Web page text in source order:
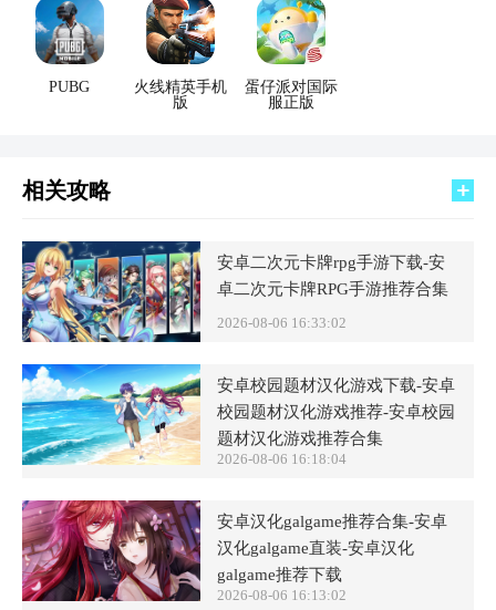
PUBG
火线精英手机
版
蛋仔派对国际
服正版
相关攻略
安卓二次元卡牌rpg手游下载-安
卓二次元卡牌RPG手游推荐合集
2026-08-06 16:33:02
安卓校园题材汉化游戏下载-安卓
校园题材汉化游戏推荐-安卓校园
题材汉化游戏推荐合集
2026-08-06 16:18:04
安卓汉化galgame推荐合集-安卓
汉化galgame直装-安卓汉化
galgame推荐下载
2026-08-06 16:13:02